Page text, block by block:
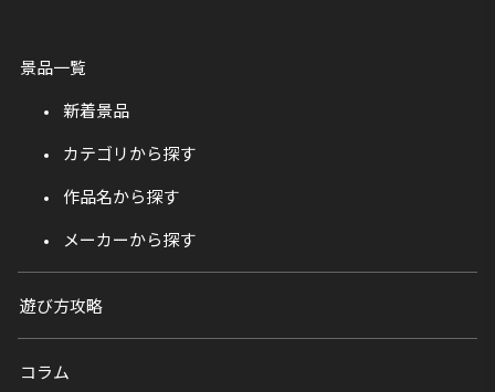
景品一覧
新着景品
カテゴリから探す
作品名から探す
メーカーから探す
遊び方攻略
コラム